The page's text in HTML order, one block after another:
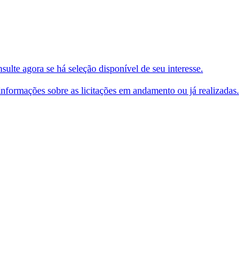
agora se há seleção disponível de seu interesse.
sobre as licitações em andamento ou já realizadas.